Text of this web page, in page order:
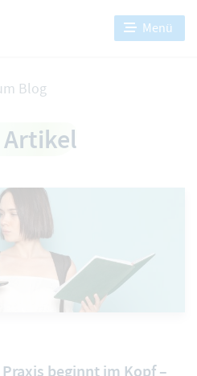
Menü
Blog
beginnt im Kopf –